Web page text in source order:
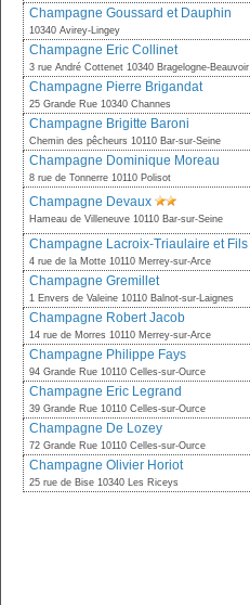
Champagne Goussard et Dauphin
10340 Avirey-Lingey
Champagne Eric Collinet
3 rue André Cottenet 10340 Bragelogne-Beauvoir
Champagne Pierre Brigandat
25 Grande Rue 10340 Channes
Champagne Brigitte Baroni
Chemin des pêcheurs 10110 Bar-sur-Seine
Champagne Dominique Moreau
8 rue de Tonnerre 10110 Polisot
Champagne Devaux
Hameau de Villeneuve 10110 Bar-sur-Seine
Champagne Lacroix-Triaulaire et Fils
4 rue de la Motte 10110 Merrey-sur-Arce
Champagne Gremillet
1 Envers de Valeine 10110 Balnot-sur-Laignes
Champagne Robert Jacob
14 rue de Morres 10110 Merrey-sur-Arce
Champagne Philippe Fays
94 Grande Rue 10110 Celles-sur-Ource
Champagne Eric Legrand
39 Grande Rue 10110 Celles-sur-Ource
Champagne De Lozey
72 Grande Rue 10110 Celles-sur-Ource
Champagne Olivier Horiot
25 rue de Bise 10340 Les Riceys